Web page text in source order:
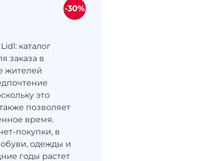
каталог
заказа в
жителей
это
позволяет
время.
покупки, в
одежды и
годы растет
-30%